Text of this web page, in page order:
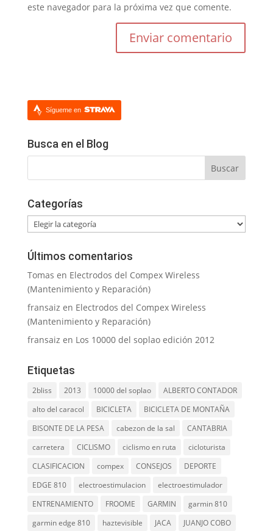
este navegador para la próxima vez que comente.
Sígueme en
Busca en el Blog
Categorías
Categorías
Últimos comentarios
Tomas en Electrodos del Compex Wireless
(Mantenimiento y Reparación)
fransaiz en Electrodos del Compex Wireless
(Mantenimiento y Reparación)
fransaiz en Los 10000 del soplao edición 2012
Etiquetas
2bliss 2013 10000 del soplao
ALBERTO CONTADOR
alto del caracol
BICICLETA
BICICLETA DE MONTAÑA
BISONTE DE LA PESA
cabezon de la sal
CANTABRIA
carretera
CICLISMO ciclismo en ruta
cicloturista
CLASIFICACION
compex CONSEJOS
DEPORTE
EDGE 810
electroestimulacion
electroestimulador
ENTRENAMIENTO
FROOME GARMIN
garmin 810
garmin edge 810
haztevisible JACA JUANJO COBO